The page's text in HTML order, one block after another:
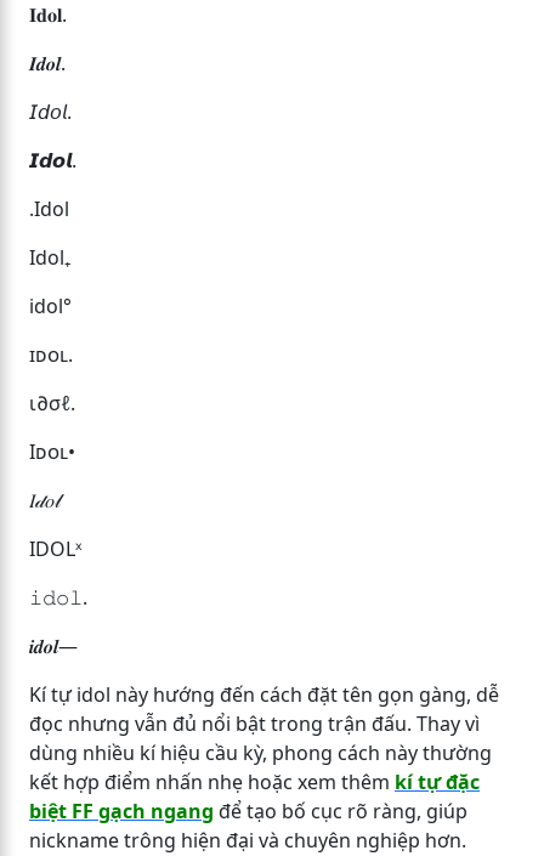
𝐈𝐝𝐨𝐥.
𝑰𝒅𝒐𝒍.
𝘐𝘥𝘰𝘭.
𝙄𝙙𝙤𝙡.
.Idol
Idol₊
idol°
ɪᴅᴏʟ.
ι∂σℓ.
Iᴅᴏʟ•
𝐼𝒹𝑜𝓁
IDOLˣ
𝚒𝚍𝚘𝚕.
𝒊𝒅𝒐𝒍—
Kí tự idol này hướng đến cách đặt tên gọn gàng, dễ
đọc nhưng vẫn đủ nổi bật trong trận đấu. Thay vì
dùng nhiều kí hiệu cầu kỳ, phong cách này thường
kết hợp điểm nhấn nhẹ hoặc xem thêm kí tự đặc
biệt FF gạch ngang để tạo bố cục rõ ràng, giúp
nickname trông hiện đại và chuyên nghiệp hơn.